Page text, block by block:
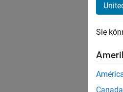
Sie
Canada